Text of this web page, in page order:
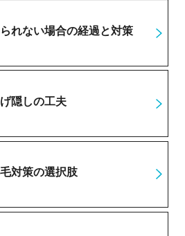
れない場合の経過と対策
隠しの工夫
対策の選択肢